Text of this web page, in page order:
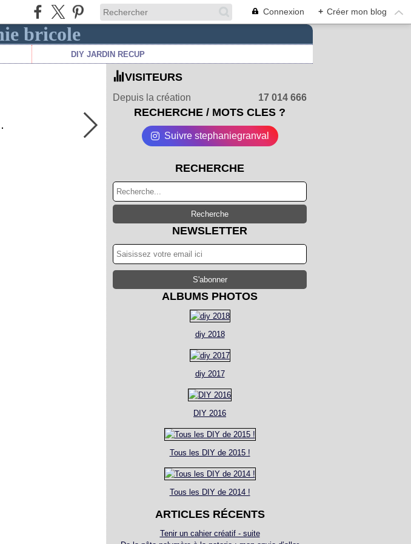
Connexion + Créer mon blog
DIY JARDIN RECUP
VISITEURS
Depuis la création 17 014 666
RECHERCHE / MOTS CLES ?
Suivre stephaniegranval
RECHERCHE
NEWSLETTER
ALBUMS PHOTOS
diy 2018
diy 2017
DIY 2016
Tous les DIY de 2015 !
Tous les DIY de 2014 !
ARTICLES RÉCENTS
Tenir un cahier créatif - suite